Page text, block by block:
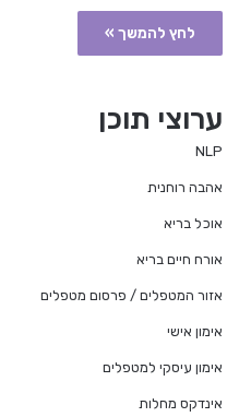
לחץ להמשך »
ערוצי תוכן
NLP
אהבה רוחנית
אוכל בריא
אורח חיים בריא
אזור המטפלים / פרסום מטפלים
אימון אישי
אימון עיסקי למטפלים
אינדקס מחלות